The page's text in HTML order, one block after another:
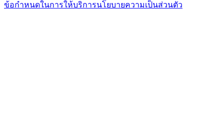
ข้อกำหนดในการให้บริการนโยบายความเป็นส่วนตัว